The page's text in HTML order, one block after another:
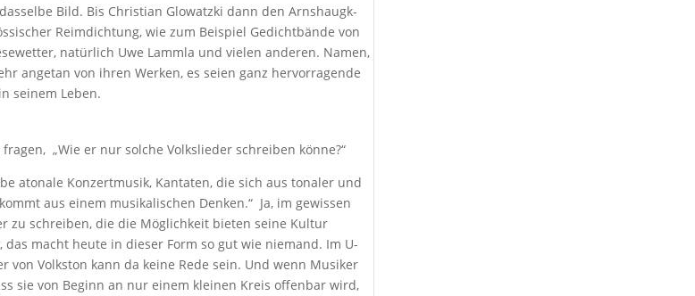
Bild. Bis Christian Glowatzki dann den Arnshaugk-
Reimdichtung, wie zum Beispiel Gedichtbände von
natürlich Uwe Lammla und vielen anderen. Namen,
angetan von ihren Werken, es seien ganz hervorragende
seinem Leben.
„Wie er nur solche Volkslieder schreiben könne?“
atonale Konzertmusik, Kantaten, die sich aus tonaler und
aus einem musikalischen Denken.“ Ja, im gewissen
zu schreiben, die die Möglichkeit bieten seine Kultur
macht heute in dieser Form so gut wie niemand. Im U-
Volkston kann da keine Rede sein. Und wenn Musiker
sie von Beginn an nur einem kleinen Kreis offenbar wird,